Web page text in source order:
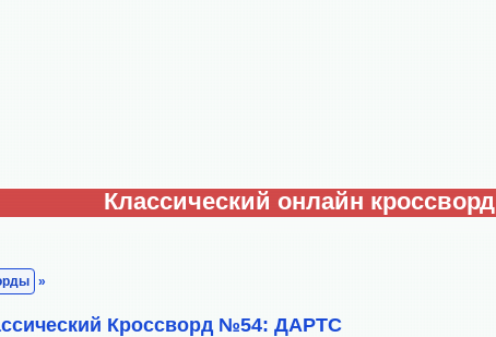
Классический онлайн кроссворд
»
Кроссворд №54: ДАРТС